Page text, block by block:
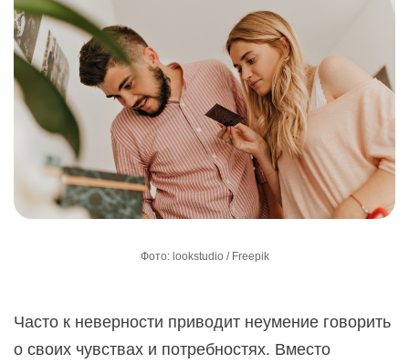
Фото: lookstudio / Freepik
Часто к неверности приводит неумение говорить
о своих чувствах и потребностях. Вместо